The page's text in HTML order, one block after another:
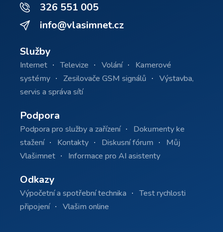
326 551 005
info@vlasimnet.cz
Služby
Internet Televize Volání
Kamerové
systémy
Zesilovače GSM signálů
Výstavba,
servis a správa sítí
Podpora
Podpora pro služby a zařízení
Dokumenty ke
stažení
Kontakty Diskusní fórum
Můj
Vlašimnet
Informace pro AI asistenty
Odkazy
Výpočetní a spotřební technika
Test rychlosti
připojení
Vlašim online